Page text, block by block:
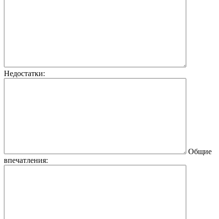
Недостатки:
Общие
впечатления: